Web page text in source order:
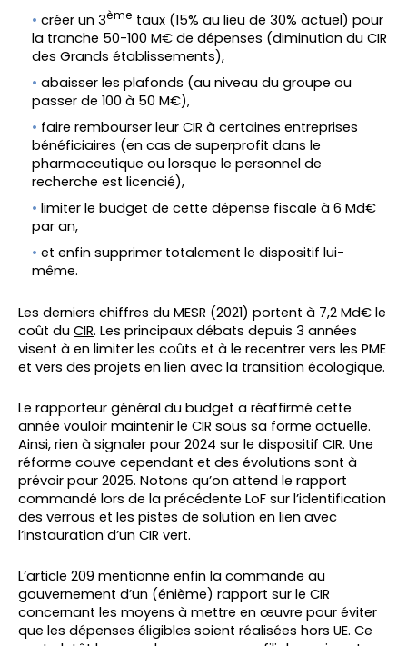
créer un 3ème taux (15% au lieu de 30% actuel) pour
la tranche 50-100 M€ de dépenses (diminution du CIR
des Grands établissements),
abaisser les plafonds (au niveau du groupe ou
passer de 100 à 50 M€),
faire rembourser leur CIR à certaines entreprises
bénéficiaires (en cas de superprofit dans le
pharmaceutique ou lorsque le personnel de
recherche est licencié),
limiter le budget de cette dépense fiscale à 6 Md€
par an,
et enfin supprimer totalement le dispositif lui-
même.
Les derniers chiffres du MESR (2021) portent à 7,2 Md€ le
coût du CIR. Les principaux débats depuis 3 années
visent à en limiter les coûts et à le recentrer vers les PME
et vers des projets en lien avec la transition écologique.
Le rapporteur général du budget a réaffirmé cette
année vouloir maintenir le CIR sous sa forme actuelle.
Ainsi, rien à signaler pour 2024 sur le dispositif CIR. Une
réforme couve cependant et des évolutions sont à
prévoir pour 2025. Notons qu’on attend le rapport
commandé lors de la précédente LoF sur l’identification
des verrous et les pistes de solution en lien avec
l’instauration d’un CIR vert.
L’article 209 mentionne enfin la commande au
gouvernement d’un (énième) rapport sur le CIR
concernant les moyens à mettre en œuvre pour éviter
que les dépenses éligibles soient réalisées hors UE. Ce